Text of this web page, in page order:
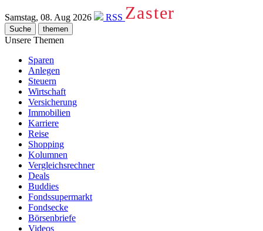
Samstag, 08. Aug 2026 RSS Zaster
Suche themen
Unsere Themen
Sparen
Anlegen
Steuern
Wirtschaft
Versicherung
Immobilien
Karriere
Reise
Shopping
Kolumnen
Vergleichsrechner
Deals
Buddies
Fondssupermarkt
Fondsecke
Börsenbriefe
Videos